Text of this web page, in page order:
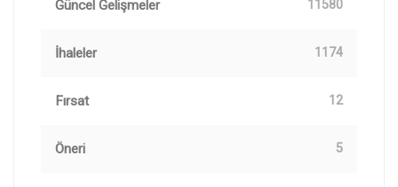
Güncel Gelişmeler 11580
İhaleler 1174
Fırsat 12
Öneri 5